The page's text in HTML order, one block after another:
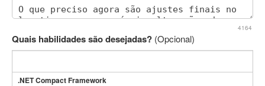
4164
Quais habilidades são desejadas? (Opcional)
.NET Compact Framework